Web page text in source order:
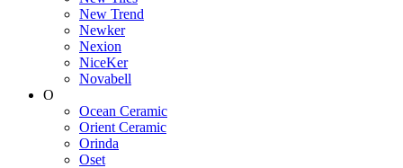
New Trend
Newker
Nexion
NiceKer
Novabell
O
Ocean Ceramic
Orient Ceramic
Orinda
Oset